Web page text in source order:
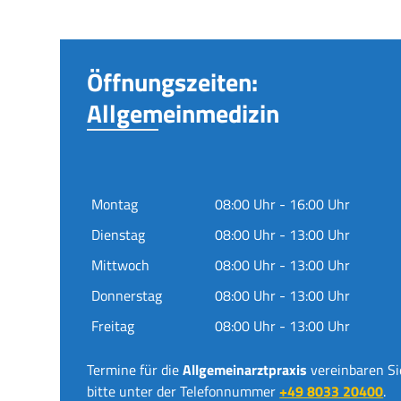
Öffnungszeiten:
Allgemeinmedizin
Montag
08:00 Uhr - 16:00 Uhr
Dienstag
08:00 Uhr - 13:00 Uhr
Mittwoch
08:00 Uhr - 13:00 Uhr
Donnerstag
08:00 Uhr - 13:00 Uhr
Freitag
08:00 Uhr - 13:00 Uhr
Termine für dieAllgemeinarztpraxis vereinbaren
bitte unter der Telefonnummer+49 8033 20400.